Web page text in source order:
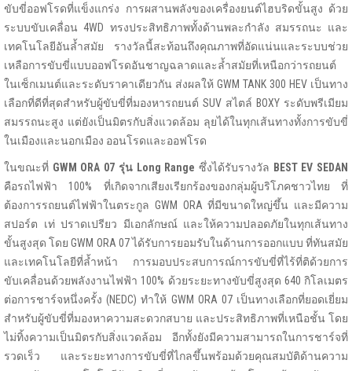
ขับขี่ออฟโรดที่แข็งแกร่ง การผสานพลังของเครื่องยนต์ไฮบริดขั้นสูง ด้วย
ระบบขับเคลื่อน 4WD ทรงประสิทธิภาพทั้งด้านพละกำลัง สมรรถนะ และ
เทคโนโลยีอันล้ำสมัย รางวัลนี้สะท้อนถึงคุณภาพที่อัดแน่นและระบบช่วย
เหลือการขับขี่แบบออฟโรดอันชาญฉลาดและล้ำสมัยที่เหนือกว่ารถยนต์
ในเซ็กเมนต์และระดับราคาเดียวกัน ส่งผลให้ GWM TANK 300 HEV เป็นทาง
เลือกที่ดีที่สุดสำหรับผู้ขับขี่ที่มองหารถยนต์ SUV สไตล์ BOXY ระดับพรีเมียม
สมรรถนะสูง แต่ยังเป็นมิตรกับสิ่งแวดล้อม ลุยได้ในทุกเส้นทางทั้งการขับขี่
ในเมืองและนอกเมือง ออนโรดและออฟโรด
ในขณะที่ GWM ORA 07 รุ่น Long Range ซึ่งได้รับรางวัล BEST EV SEDAN
คือรถไฟฟ้า 100% ที่เกิดจากเสียงเรียกร้องของกลุ่มผู้บริโภคชาวไทย ที่
ต้องการรถยนต์ไฟฟ้าในตระกูล GWM ORA ที่มีขนาดใหญ่ขึ้น และมีความ
สปอร์ต เท่ ปราดเปรียว มีเอกลักษณ์ และให้ความปลอดภัยในทุกเส้นทาง
ขั้นสูงสุด โดย GWM ORA 07 ได้รับการยอมรับในด้านการออกแบบ ที่ทันสมัย
และเทคโนโลยีที่ล้ำหน้า การมอบประสบการณ์การขับขี่ที่ไร้ที่ติด้วยการ
ขับเคลื่อนด้วยพลังงานไฟฟ้า 100% ด้วยระยะทางขับขี่สูงสุด 640 กิโลเมตร
ต่อการชาร์จหนึ่งครั้ง (NEDC) ทำให้ GWM ORA 07 เป็นทางเลือกที่ยอดเยี่ยม
สำหรับผู้ขับขี่ที่มองหาความสะดวกสบาย และประสิทธิภาพที่เหนือชั้น โดย
ไม่ทิ้งความเป็นมิตรกับสิ่งแวดล้อม อีกทั้งยังมีความสามารถในการชาร์จที่
รวดเร็ว และระยะทางการขับขี่ที่ไกลขึ้นพร้อมด้วยคุณสมบัติด้านความ